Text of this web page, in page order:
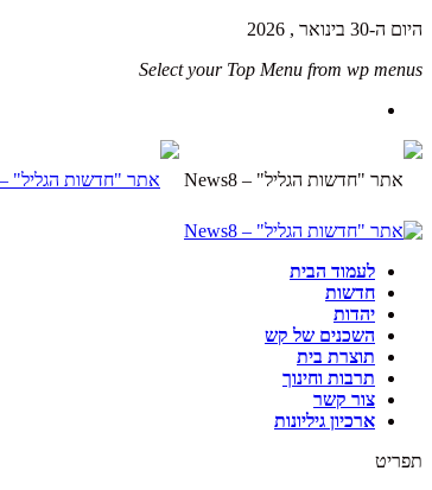
היום ה-30 בינואר , 2026
Select your Top Menu from wp menus
לעמוד הבית
חדשות
יהדות
השכנים של קש
תוצרת בית
תרבות וחינוך
צור קשר
ארכיון גיליונות
תפריט